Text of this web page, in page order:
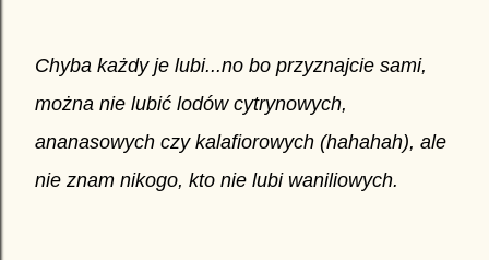
Chyba każdy je lubi...no bo przyznajcie sami,
można nie lubić lodów cytrynowych,
ananasowych czy kalafiorowych (hahahah), ale
nie znam nikogo, kto nie lubi waniliowych.